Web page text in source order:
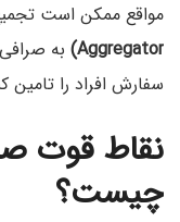
مواقع ممکن است
Aggregator) به
سفارش افراد را تامین
نقاط قوت
چیست؟